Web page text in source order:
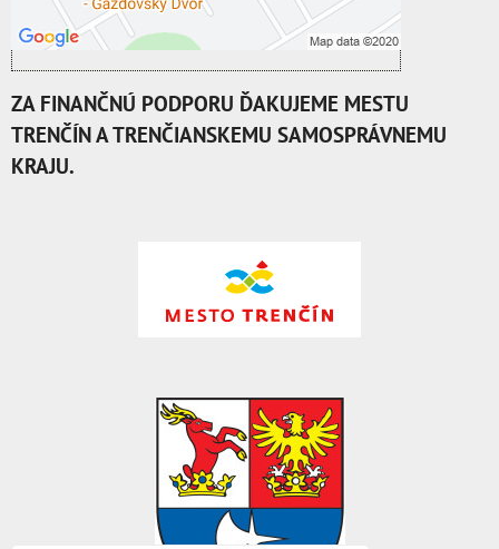
Otvoriť obsah v novom okne
ZA FINANČNÚ PODPORU ĎAKUJEME MESTU
TRENČÍN A TRENČIANSKEMU SAMOSPRÁVNEMU
KRAJU.